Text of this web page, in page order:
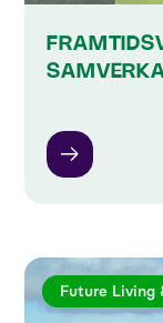
Future Living